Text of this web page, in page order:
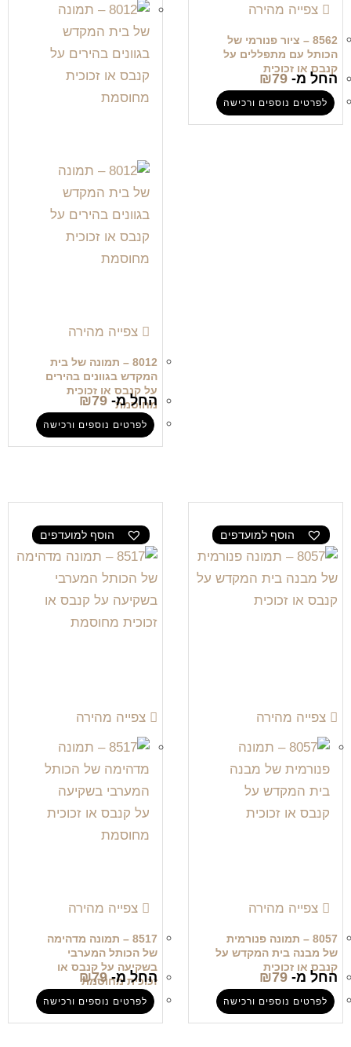
צפייה מהירה
8562 – ציור פנורמי של
הכותל עם מתפללים על
קנבס או זכוכית
החל מ- ₪79
לפרטים נוספים ורכישה
צפייה מהירה
8012 – תמונה של בית
המקדש בגוונים בהירים
על קנבס או זכוכית
מחוסמת
החל מ- ₪79
לפרטים נוספים ורכישה
הוסף למועדפים
צפייה מהירה
צפייה מהירה
8057 – תמונה פנורמית
של מבנה בית המקדש על
קנבס או זכוכית
החל מ- ₪79
לפרטים נוספים ורכישה
הוסף למועדפים
צפייה מהירה
צפייה מהירה
8517 – תמונה מדהימה
של הכותל המערבי
בשקיעה על קנבס או
זכוכית מחוסמת
החל מ- ₪79
לפרטים נוספים ורכישה